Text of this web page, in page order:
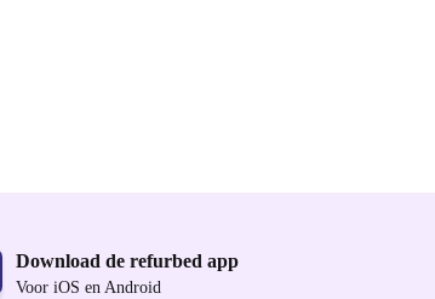
Download de refurbed app
Voor iOS en Android